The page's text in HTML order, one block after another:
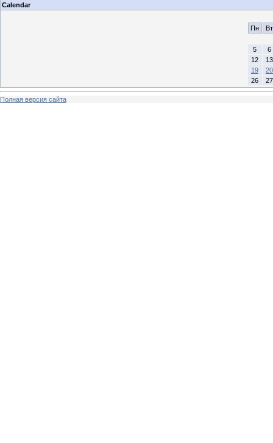
Calendar
Пн Вт
5
6
12
13
19
20
26
27
Полная версия сайта